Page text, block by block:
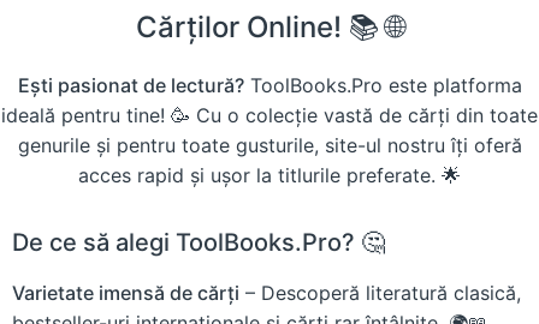
Cărților Online! 📚 🌐
Ești pasionat de lectură?ToolBooks.Pro este platforma
ideală pentru tine! 🥳 Cu o colecție vastă de cărți din toate
genurile și pentru toate gusturile, site-ul nostru îți oferă
acces rapid și ușor la titlurile preferate. 🌟
De ce să alegi ToolBooks.Pro? 🤔
Varietate imensă de cărți – Descoperă literatură clasică,